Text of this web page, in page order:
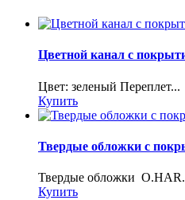
Цветной канал с
Цвет: зеленый Переплет...
Купить
Твердые обложки с
Твердые обложки
Купить